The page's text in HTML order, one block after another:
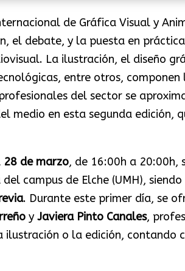
de Gráfica Visual y
el debate, y la puesta en
La ilustración, el diseño
entre otros,
del sector se
medio en esta segunda edición,
28 de marzo, de 16:00h a 20:00h,
campus de Elche (UMH), siendo
. Durante este primer día, se
y Javiera Pinto Canales,
ilustración o la edición, contando